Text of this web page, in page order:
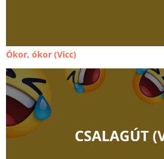
Ókor, ókor (Vicc)